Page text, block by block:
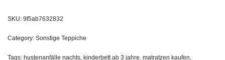
SKU: 9f5ab7632832
Category: Sonstige Teppiche
Tags: hustenanfälle nachts kinderbett ab 3 jahre matratzen kaufen